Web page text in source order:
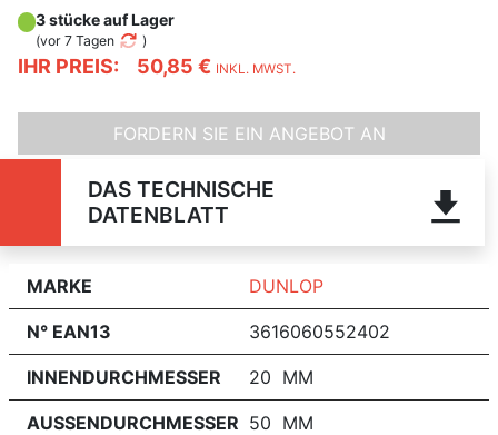
IHR PREIS: 50,85 € INKL. MWST.
3 stücke auf Lager
(vor 7 Tagen )
FORDERN SIE EIN ANGEBOT AN
DAS TECHNISCHE
DATENBLATT
MARKE DUNLOP
N° EAN13 3616060552402
INNENDURCHMESSER 20 MM
AUSSENDURCHMESSER 50 MM